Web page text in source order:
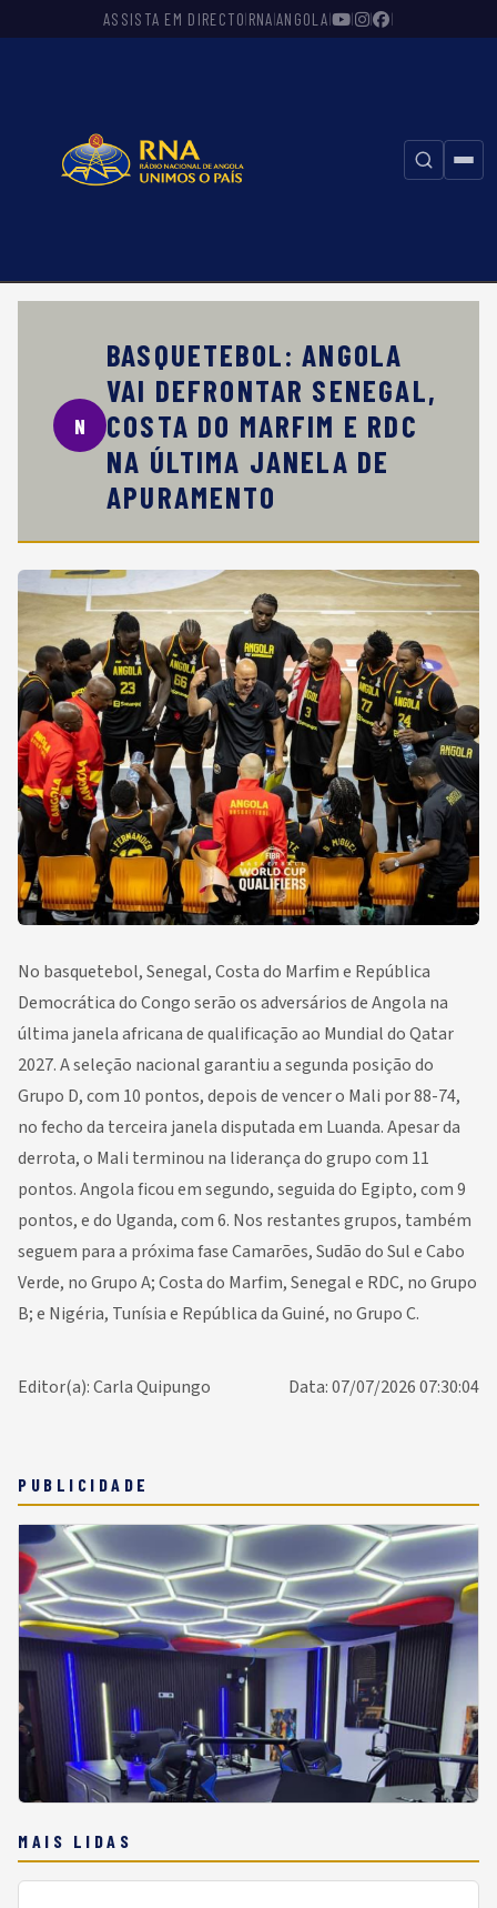
ASSISTA EM DIRECTO|RNA|ANGOLA| | | |
⚲
N
BASQUETEBOL: ANGOLA
VAI DEFRONTAR SENEGAL,
COSTA DO MARFIM E RDC
NA ÚLTIMA JANELA DE
APURAMENTO
No basquetebol, Senegal, Costa do Marfim e República
Democrática do Congo serão os adversários de Angola na
última janela africana de qualificação ao Mundial do Qatar
2027. A seleção nacional garantiu a segunda posição do
Grupo D, com 10 pontos, depois de vencer o Mali por 88-74,
no fecho da terceira janela disputada em Luanda. Apesar da
derrota, o Mali terminou na liderança do grupo com 11
pontos. Angola ficou em segundo, seguida do Egipto, com 9
pontos, e do Uganda, com 6. Nos restantes grupos, também
seguem para a próxima fase Camarões, Sudão do Sul e Cabo
Verde, no Grupo A; Costa do Marfim, Senegal e RDC, no Grupo
B; e Nigéria, Tunísia e República da Guiné, no Grupo C.
Data: 07/07/2026 07:30:04
Editor(a): Carla Quipungo
PUBLICIDADE
MAIS LIDAS